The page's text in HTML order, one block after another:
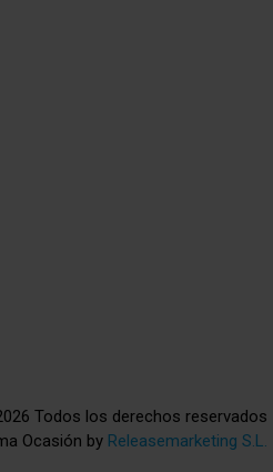
Todos los derechos reservados
Ocasión by Releasemarketing S.L.